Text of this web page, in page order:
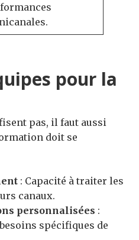
pour la
pas, il faut aussi
doit se
: Capacité à traiter les
canaux.
personnalisées :
spécifiques de